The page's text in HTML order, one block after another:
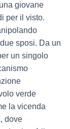
giovane
per il visto.
sposi. Da un
un singolo
verde
la vicenda
, dove